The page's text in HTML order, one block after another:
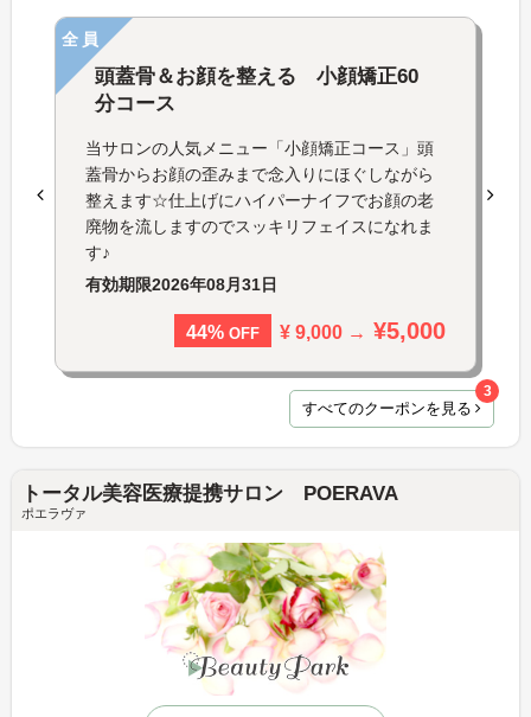
全員
頭蓋骨＆お顔を整える 小顔矯正60
分コース
当サロンの人気メニュー「小顔矯正コース」頭
蓋骨からお顔の歪みまで念入りにほぐしながら
整えます☆仕上げにハイパーナイフでお顔の老
廃物を流しますのでスッキリフェイスになれま
す♪
有効期限2026年08月31日
44% OFF ¥ 9,000 → ¥5,000
すべてのクーポンを見る
3
トータル美容医療提携サロン POERAVA
ポエラヴァ